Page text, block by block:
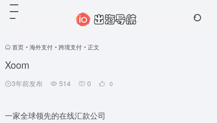
首页 • 海外支付 • 跨境支付 • 正文
Xoom
3年前发布 514 0 0
一家全球领先的在线汇款公司